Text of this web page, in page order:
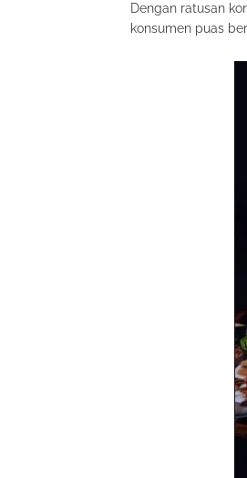
Dengan ratusan
konsumen puas